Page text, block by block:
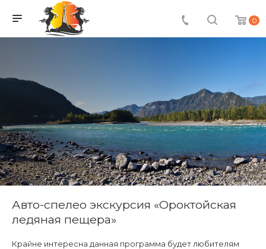
0
Авто-спелео экскурсия «Ороктойская
ледяная пещера»
Крайне интересна данная программа будет любителям